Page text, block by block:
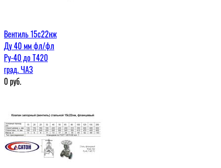
Вентиль 15с22нж
Ду 40 мм фл/фл
Ру-40 до Т420
град. ЧАЗ
0руб.